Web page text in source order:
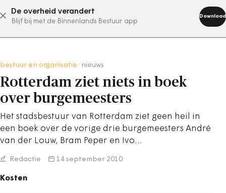
De overheid verandert
Blijf bij met de Binnenlands Bestuur app
Download
abonneer nu
bestuur en organisatie nieuws
Rotterdam ziet niets in boek
over burgemeesters
Het stadsbestuur van Rotterdam ziet geen heil in
een boek over de vorige drie burgemeesters André
van der Louw, Bram Peper en Ivo…
Redactie 14 september 2010
Kosten